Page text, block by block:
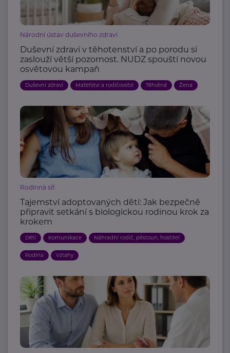
Národní ústav duševního zdraví
Duševní zdraví v těhotenství a po porodu si
zaslouží větší pozornost. NUDZ spouští novou
osvětovou kampaň
Duševní zdraví Mateřství a rodičovství Těhotná Žena
Rodinná síť
Tajemství adoptovaných dětí: Jak bezpečně
připravit setkání s biologickou rodinou krok za
krokem
Děti Komunikace Náhradní rodič, pěstoun, hostitel
Rodina Vztahy